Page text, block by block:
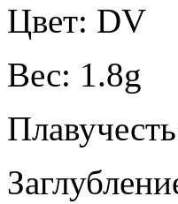
Цвет: DV
Вес: 1.8g